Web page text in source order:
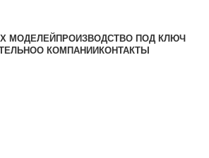
МОДЕЛЕЙ ПРОИЗВОДСТВО ПОД КЛЮЧ
О КОМПАНИИ КОНТАКТЫ